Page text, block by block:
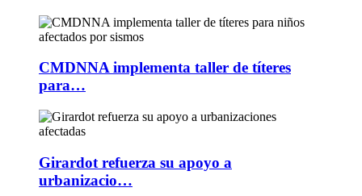
CMDNNA implementa taller de títeres
para…
Girardot refuerza su apoyo a
urbanizacio…